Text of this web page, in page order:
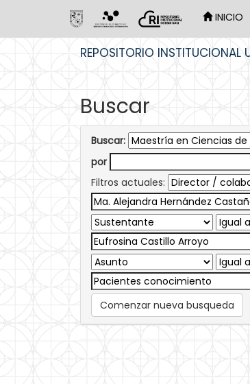
INICIO
REPOSITORIO INSTITUCIONAL
Buscar
Buscar:
por
Filtros actuales:
Comenzar nueva busqueda